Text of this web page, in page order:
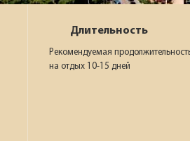
Длительность
Рекомендуемая
на отдых 10-15 дней